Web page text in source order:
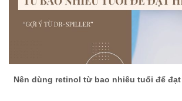
Nên dùng retinol từ bao nhiêu tuổi để